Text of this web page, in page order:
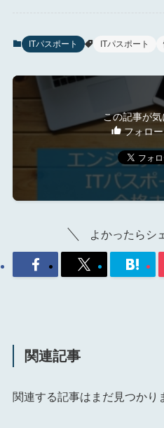
ITパスポート ITパスポート
この記事が気
フォロ
よかったらシ
関連記事
関連する記事はまだ見つかり